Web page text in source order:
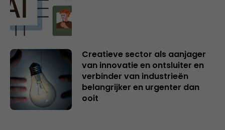
Creatieve sector als aanjager
van innovatie en ontsluiter en
verbinder van industrieën
belangrijker en urgenter dan
ooit